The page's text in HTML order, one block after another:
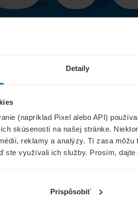
Detaily
(napríklad Pixel alebo API)
skúseností na našej stránke.
reklamy a analýzy. Tí zasa
ste využívali ich služby. Prosím, dajte
Prispôsobiť
sa